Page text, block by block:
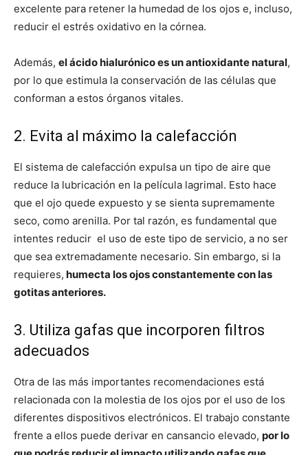
excelente para retener la humedad de los ojos e, incluso,
reducir el estrés oxidativo en la córnea.
Además, el ácido hialurónico es un antioxidante natural,
por lo que estimula la conservación de las células que
conforman a estos órganos vitales.
2. Evita al máximo la calefacción
El sistema de calefacción expulsa un tipo de aire que
reduce la lubricación en la película lagrimal. Esto hace
que el ojo quede expuesto y se sienta supremamente
seco, como arenilla. Por tal razón, es fundamental que
intentes reducir el uso de este tipo de servicio, a no ser
que sea extremadamente necesario. Sin embargo, si la
requieres, humecta los ojos constantemente con las
gotitas anteriores.
3. Utiliza gafas que incorporen filtros
adecuados
Otra de las más importantes recomendaciones está
relacionada con la molestia de los ojos por el uso de los
diferentes dispositivos electrónicos. El trabajo constante
frente a ellos puede derivar en cansancio elevado, por lo